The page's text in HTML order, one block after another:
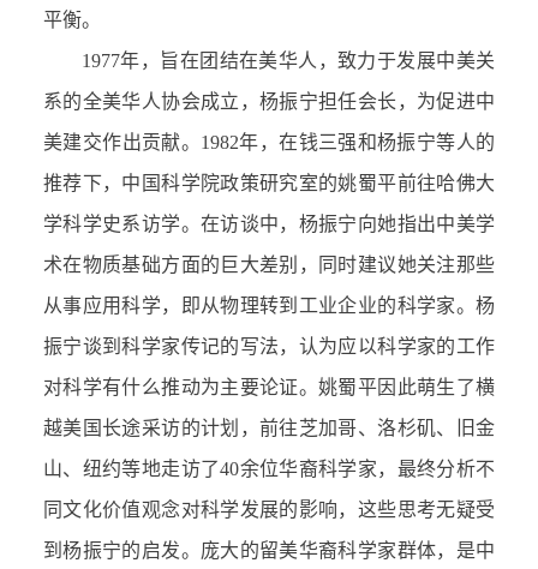
平衡。
1977年，旨在团结在美华人，致力于发展中美关
系的全美华人协会成立，杨振宁担任会长，为促进中
美建交作出贡献。1982年，在钱三强和杨振宁等人的
推荐下，中国科学院政策研究室的姚蜀平前往哈佛大
学科学史系访学。在访谈中，杨振宁向她指出中美学
术在物质基础方面的巨大差别，同时建议她关注那些
从事应用科学，即从物理转到工业企业的科学家。杨
振宁谈到科学家传记的写法，认为应以科学家的工作
对科学有什么推动为主要论证。姚蜀平因此萌生了横
越美国长途采访的计划，前往芝加哥、洛杉矶、旧金
山、纽约等地走访了40余位华裔科学家，最终分析不
同文化价值观念对科学发展的影响，这些思考无疑受
到杨振宁的启发。庞大的留美华裔科学家群体，是中